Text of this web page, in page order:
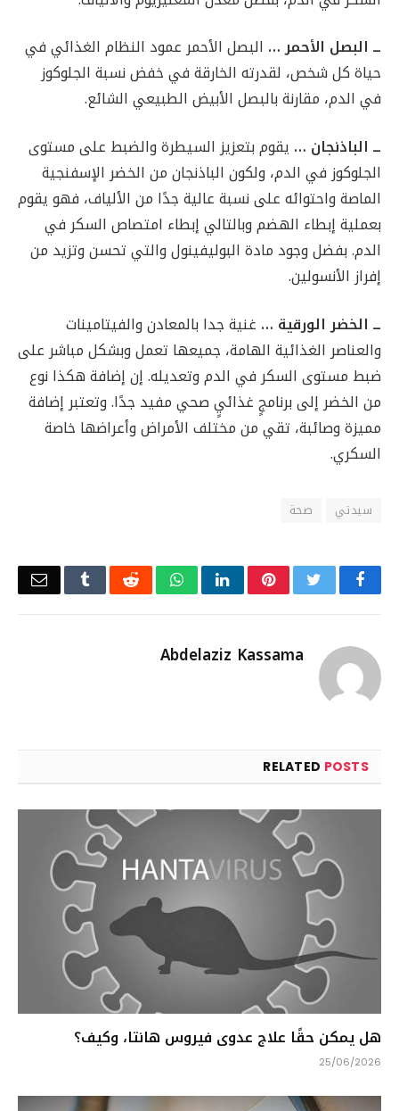
ــ البصل الأحمر … البصل الأحمر عمود النظام الغذائي في
حياة كل شخص، لقدرته الخارقة في خفض نسبة الجلوكوز
في الدم، مقارنة بالبصل الأبيض الطبيعي الشائع.
ــ الباذنجان … يقوم بتعزيز السيطرة والضبط على مستوى
الجلوكوز في الدم، ولكون الباذنجان من الخضر الإسفنجية
الماصة واحتوائه على نسبة عالية جدًا من الألياف، فهو يقوم
بعملية إبطاء الهضم وبالتالي إبطاء امتصاص السكر في
الدم. بفضل وجود مادة البوليفينول والتي تحسن وتزيد من
إفراز الأنسولين.
ــ الخضر الورقية … غنية جدا بالمعادن والفيتامينات
والعناصر الغذائية الهامة، جميعها تعمل وبشكل مباشر على
ضبط مستوى السكر في الدم وتعديله. إن إضافة هكذا نوع
من الخضر إلى برنامجٍ غذائيٍ صحي مفيد جدًا. وتعتبر إضافة
مميزة وصائبة، تقي من مختلف الأمراض وأعراضها خاصة
السكري.
سيدتي صحة
Facebook
Twitter
Pinterest
LinkedIn
WhatsApp
Reddit
Tumblr
Abdelaziz Kassama
RELATED POSTS
هل يمكن حقًا علاج عدوى فيروس هانتا، وكيف؟
25/06/2026